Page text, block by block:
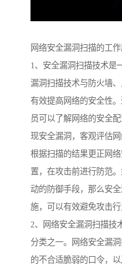
网络安全漏洞扫描的工
1、安全漏洞扫描技术是
漏洞扫描技术与防火墙
有效提高网络的安全性
员可以了解网络的安全
现安全漏洞，客观评估
根据扫描的结果更正网
置，在攻击前进行防范
动的防御手段，那么安
施，可以有效避免攻击行
2、网络安全漏洞扫描技
分类之一。网络安全漏
的不合适脆弱的口令，